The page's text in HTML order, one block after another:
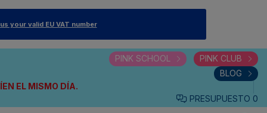
your valid EU VAT number
EL MISMO DÍA.
PINK SCHOOL
PINK CLUB
BLOG
PRESUPUESTO 0